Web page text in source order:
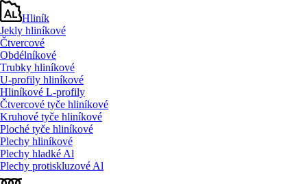
Hliník
Jekly hliníkové
Čtvercové
Obdélníkové
Trubky hliníkové
U-profily hliníkové
Hliníkové L-profily
Čtvercové tyče hliníkové
Kruhové tyče hliníkové
Ploché tyče hliníkové
Plechy hliníkové
Plechy hladké Al
Plechy protiskluzové Al